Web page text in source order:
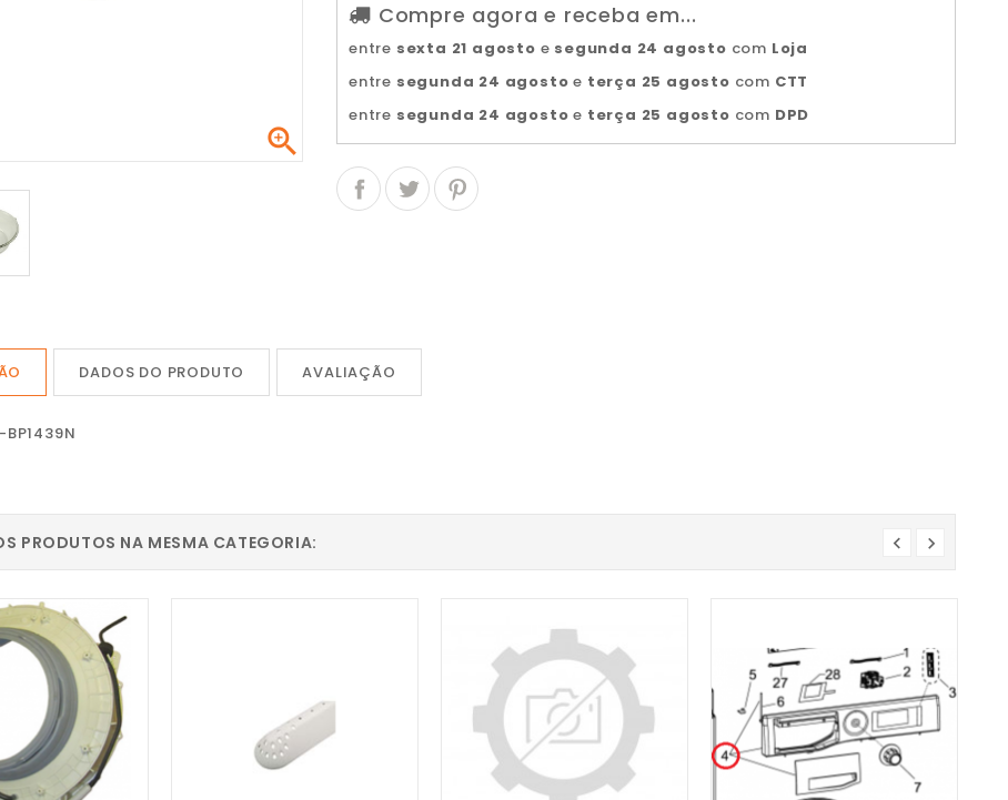

Compre agora e receba em...
entre sexta 21 agosto e segunda 24 agosto com Loja
entre segunda 24 agosto e terça 25 agosto com CTT
entre segunda 24 agosto e terça 25 agosto com DPD
DADOS DO PRODUTO AVALIAÇÃO
PRODUTOS NA MESMA CATEGORIA: